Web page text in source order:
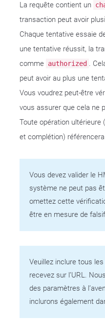
La requête contient un
transaction peut avoir
Chaque tentative essaie
une tentative réussit, la
comme authorized .
peut avoir au plus une
Vous voudrez peut-être
vous assurer que cela ne
Toute opération ultérieure
et complétion)
Vous devez valider le
système ne peut pas
omettez cette
être en mesure de
Veuillez inclure tous
recevez sur l’URL.
des paramètres à
inclurons également